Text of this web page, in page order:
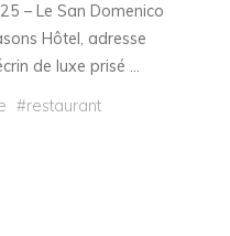
– Le San Domenico
Hôtel, adresse
de luxe prisé …
#restaurant